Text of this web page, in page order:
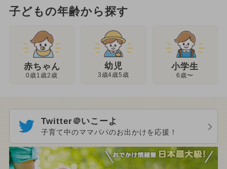
子どもの年齢から探す
赤ちゃん
0歳1歳2歳
幼児
3歳4歳5歳
小学生
6歳〜
Twitter＠いこーよ
子育て中のママパパのお出かけを応援！